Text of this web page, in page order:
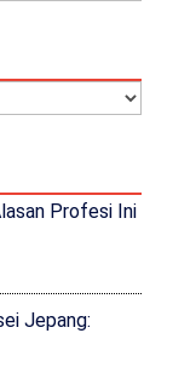
Profesi Ini
Jepang: